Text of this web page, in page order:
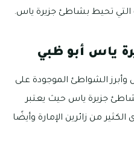
التي تحيط بشاطئ جزيرة ياس.
ياس أبو ظبي
الشواطئ الموجودة على
جزيرة ياس حيث يعتبر
من زائرين الإمارة وأيضًا